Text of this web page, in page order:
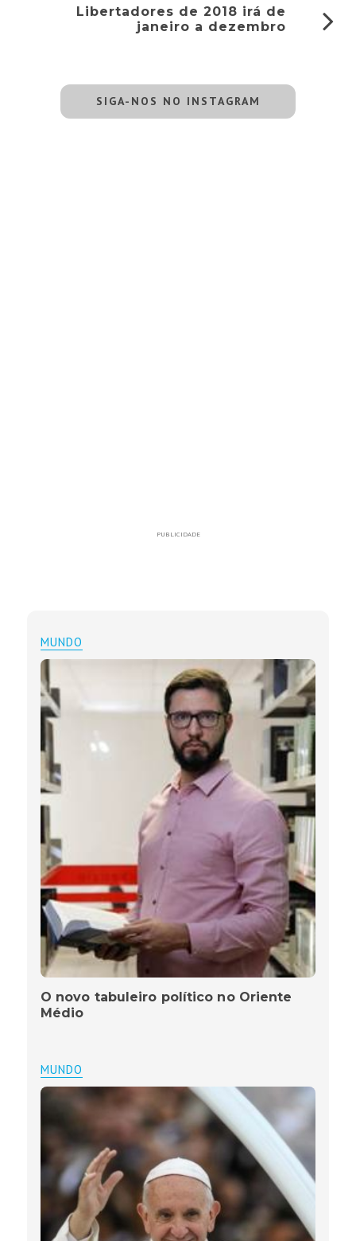
Libertadores de 2018 irá de
janeiro a dezembro
SIGA-NOS NO INSTAGRAM
PUBLICIDADE
MUNDO
O novo tabuleiro político no Oriente
Médio
MUNDO